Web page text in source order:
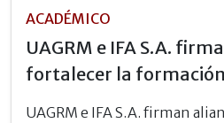
ACADÉMICO
UAGRM e IFA S.A.
fortalecer la
UAGRM e IFA S.A. firman